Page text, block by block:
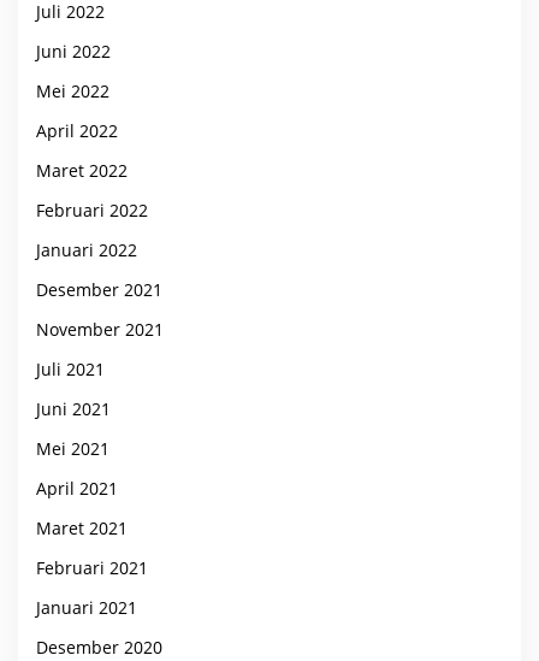
Juli 2022
Juni 2022
Mei 2022
April 2022
Maret 2022
Februari 2022
Januari 2022
Desember 2021
November 2021
Juli 2021
Juni 2021
Mei 2021
April 2021
Maret 2021
Februari 2021
Januari 2021
Desember 2020